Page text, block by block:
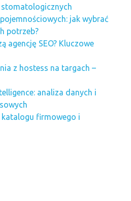
jak wybrać
potrzeb?
agencję SEO? Kluczowe
z hostess na targach –
analiza danych i
katalogu firmowego i